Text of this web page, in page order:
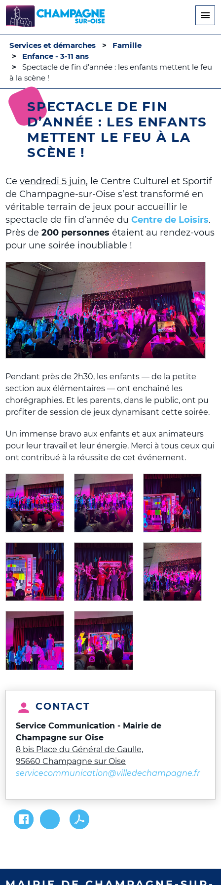
principal
Services et démarches
Famille
Enfance - 3-11 ans
Spectacle de fin d’année : les enfants mettent le feu
à la scène !
SPECTACLE DE FIN
D’ANNÉE : LES ENFANTS
METTENT LE FEU À LA
SCÈNE !
Cevendredi 5 juin, le Centre Culturel et Sportif
de Champagne-sur-Oise s’est transformé en
véritable terrain de jeux pour accueillir le
spectacle de fin d’année duCentre de Loisirs.
Près de 200 personnes étaient au rendez-vous
pour une soirée inoubliable !
Pendant près de 2h30, les enfants — de la petite
section aux élémentaires — ont enchaîné les
chorégraphies. Et les parents, dans le public, ont pu
profiter de session de jeux dynamisant cette soirée.
Un immense bravo aux enfants et aux animateurs
pour leur travail et leur énergie. Merci à tous ceux qui
ont contribué à la réussite de cet événement.
CONTACT
Service Communication - Mairie de
Champagne sur Oise
8 bis Place du Général de Gaulle,
95660 Champagne sur Oise
servicecommunication@villedechampagne.fr